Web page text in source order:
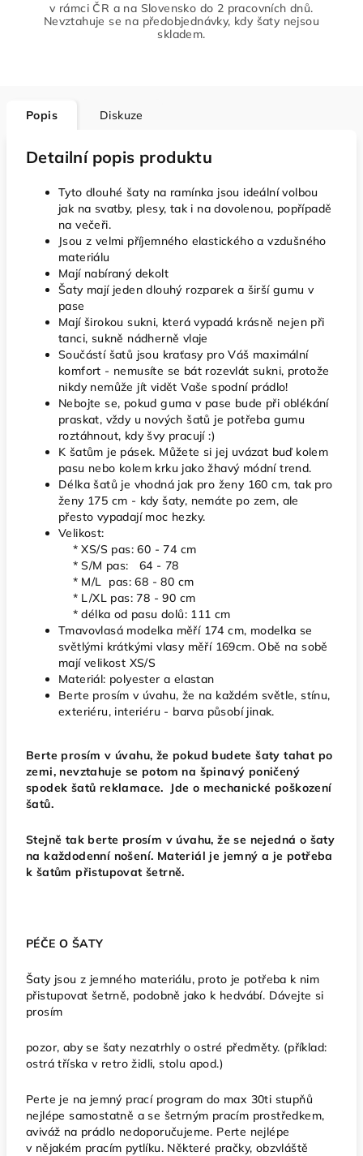
v rámci ČR a na Slovensko do 2 pracovních dnů.
Nevztahuje se na předobjednávky, kdy šaty nejsou
skladem.
Popis Diskuze
Detailní popis produktu
Tyto dlouhé šaty na ramínka jsou ideální volbou
jak na svatby, plesy, tak i na dovolenou, popřípadě
na večeři.
Jsou z velmi příjemného elastického a vzdušného
materiálu
Mají nabíraný dekolt
Šaty mají jeden dlouhý rozparek a širší gumu v
pase
Mají širokou sukni, která vypadá krásně nejen při
tanci, sukně nádherně vlaje
Součástí šatů jsou kraťasy pro Váš maximální
komfort - nemusíte se bát rozevlát sukni, protože
nikdy nemůže jít vidět Vaše spodní prádlo!
Nebojte se, pokud guma v pase bude při oblékání
praskat, vždy u nových šatů je potřeba gumu
roztáhnout, kdy švy pracují :)
K šatům je pásek. Můžete si jej uvázat buď kolem
pasu nebo kolem krku jako žhavý módní trend.
Délka šatů je vhodná jak pro ženy 160 cm, tak pro
ženy 175 cm - kdy šaty, nemáte po zem, ale
přesto vypadají moc hezky.
Velikost:
* XS/S pas: 60 - 74 cm
* S/M pas: 64 - 78
* M/L pas: 68 - 80 cm
* L/XL pas: 78 - 90 cm
* délka od pasu dolů: 111 cm
Tmavovlasá modelka měří 174 cm, modelka se
světlými krátkými vlasy měří 169cm. Obě na sobě
mají velikost XS/S
Materiál: polyester a elastan
Berte prosím v úvahu, že na každém světle, stínu,
exteriéru, interiéru - barva působí jinak.
Berte prosím v úvahu, že pokud budete šaty tahat po
zemi, nevztahuje se potom na špinavý poničený
spodek šatů reklamace. Jde o mechanické poškození
šatů.
Stejně tak berte prosím v úvahu, že se nejedná o šaty
na každodenní nošení. Materiál je jemný a je potřeba
k šatům přistupovat šetrně.
PÉČE O ŠATY
Šaty jsou z jemného materiálu, proto je potřeba k nim
přistupovat šetrně, podobně jako k hedvábí. Dávejte si
prosím
pozor, aby se šaty nezatrhly o ostré předměty. (příklad:
ostrá tříska v retro židli, stolu apod.)
Perte je na jemný prací program do max 30ti stupňů
nejlépe samostatně a se šetrným pracím prostředkem,
aviváž na prádlo nedoporučujeme. Perte nejlépe
v nějakém pracím pytlíku. Některé pračky, obzvláště